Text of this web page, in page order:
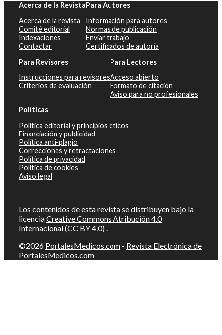
Acerca de la Revista
Acerca de la revista
Comité editorial
Indexaciones
Contactar
Para Autores
Información para autores
Normas de publicación
Enviar trabajo
Certificados de autoría
Para Revisores
Instrucciones para revisores
Criterios de evaluación
Para Lectores
Acceso abierto
Formato de citación
Aviso para no profesionales
Políticas
Política editorial y principios éticos
Financiación y publicidad
Política anti-plagio
Correcciones y retractaciones
Política de privacidad
Política de cookies
Aviso legal
Los contenidos de esta revista se distribuyen bajo la
licenciaCreative Commons Atribución 4.0
Internacional (CC BY 4.0) .
©2026 PortalesMedicos.com - Revista Electrónica de
PortalesMedicos.com